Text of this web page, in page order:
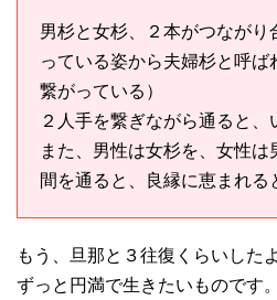
男杉と女杉、２本がつながり
っている姿から夫婦杉と呼
繋がっている）
２人手を繋ぎながら通ると、
また、男性は女杉を、女性
間を通ると、良縁に恵まれる
もう、旦那と３往復くらいした
ずっと円満で生きたいものです。